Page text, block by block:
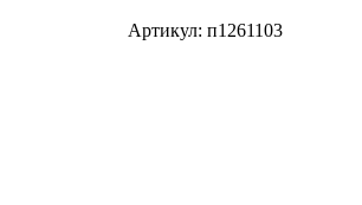
Артикул: п1261103